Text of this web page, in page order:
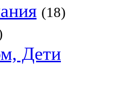
(18)
Дети